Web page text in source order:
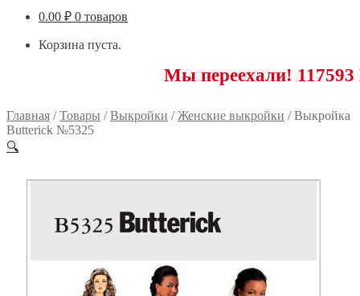
0.00 ₽ 0 товаров
Корзина пуста.
Мы переехали! 117593
Главная /Товары /Выкройки /Женские выкройки /Выкройка
Butterick №5325
🔍